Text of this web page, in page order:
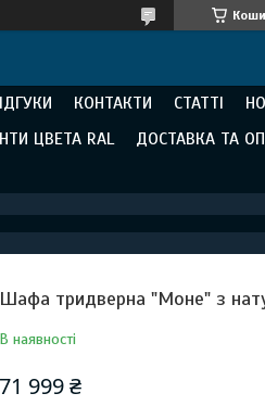
КОНТАКТИ СТАТТІ
ЦВЕТА RAL
ДОСТАВКА ТА
Шафа тридверна "Моне" з
В наявності
71 999 ₴